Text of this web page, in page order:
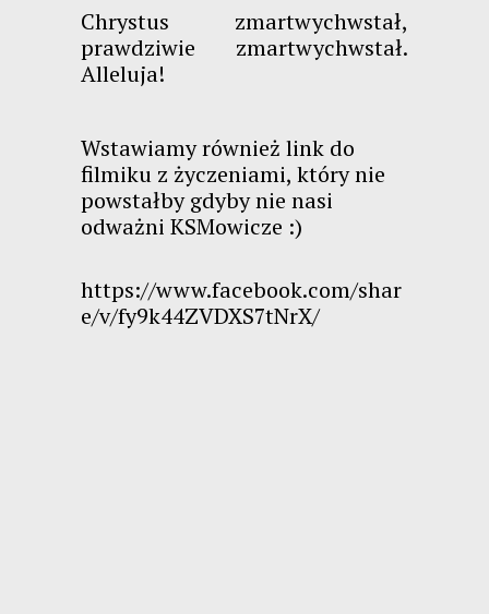
Chrystus zmartwychwstał,
prawdziwie zmartwychwstał.
Alleluja!
Wstawiamy również link do
filmiku z życzeniami, który nie
powstałby gdyby nie nasi
odważni KSMowicze :)
https://www.facebook.com/shar
e/v/fy9k44ZVDXS7tNrX/